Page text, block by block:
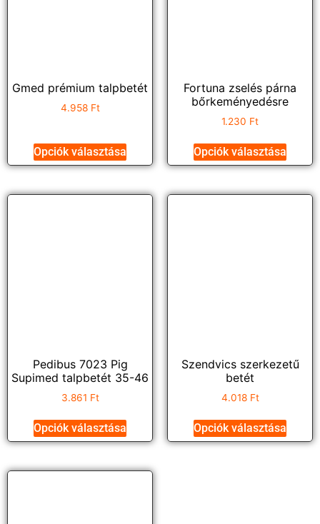
Gmed prémium talpbetét
4.958 Ft
Opciók választása
Fortuna zselés párna
bőrkeményedésre
1.230 Ft
Opciók választása
Pedibus 7023 Pig
Supimed talpbetét 35-46
3.861 Ft
Opciók választása
Szendvics szerkezetű
betét
4.018 Ft
Opciók választása